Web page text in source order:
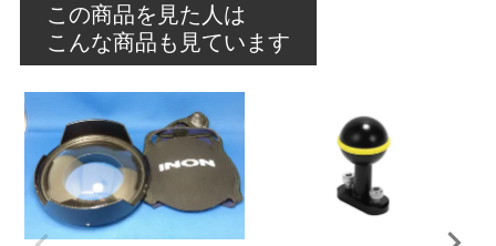
この商品を見た人は
こんな商品も見ています